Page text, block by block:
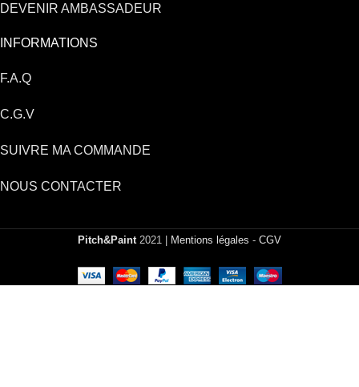
DEVENIR AMBASSADEUR
INFORMATIONS
F.A.Q
C.G.V
SUIVRE MA COMMANDE
NOUS CONTACTER
Pitch&Paint 2021 | Mentions légales - CGV